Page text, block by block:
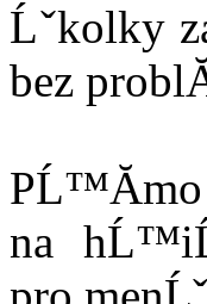
Ĺˇkolky
bez
na